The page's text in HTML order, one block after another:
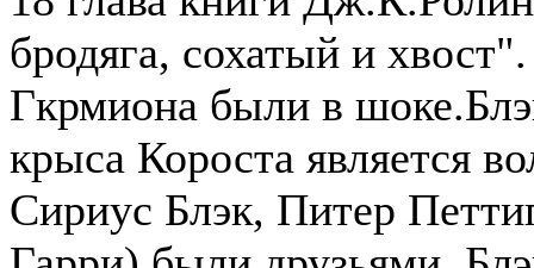
бродяга, сохатый и
Гкрмиона были в
крыса Короста является
Сириус Блэк, Питер